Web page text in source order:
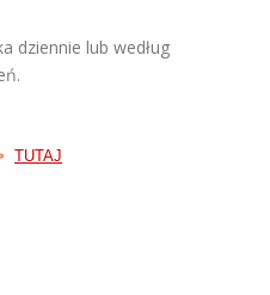
dziennie lub według
TUTAJ